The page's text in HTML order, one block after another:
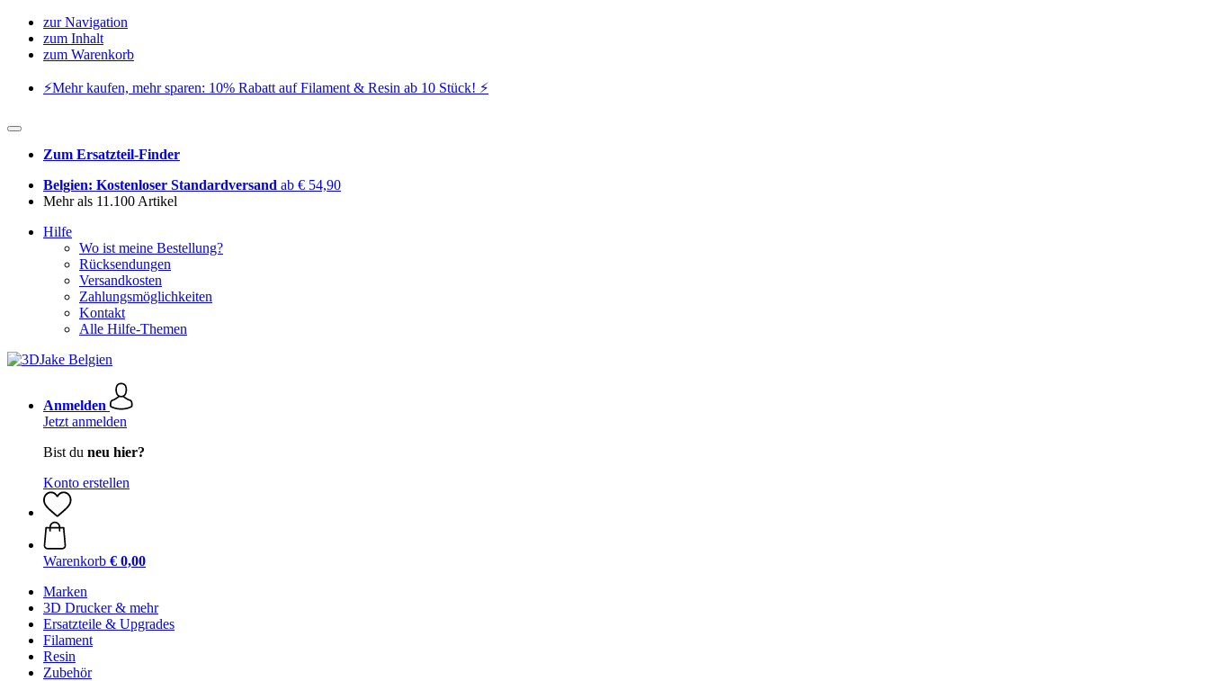
zur Navigation
zum Inhalt
zum Warenkorb
⚡️Mehr kaufen, mehr sparen: 10% Rabatt auf Filament & Resin ab 10 Stück! ⚡️
Zum Ersatzteil-Finder
Belgien: Kostenloser Standardversand ab € 54,90
Mehr als 11.100 Artikel
Hilfe
Wo ist meine Bestellung?
Rücksendungen
Versandkosten
Zahlungsmöglichkeiten
Kontakt
Alle Hilfe-Themen
Anmelden
Jetzt anmelden
Bist du neu hier?
Konto erstellen
Warenkorb € 0,00
Marken
3D Drucker & mehr
Ersatzteile & Upgrades
Filament
Resin
Zubehör